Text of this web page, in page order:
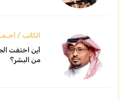
الكاتب /
أين اختفت
من البشر؟